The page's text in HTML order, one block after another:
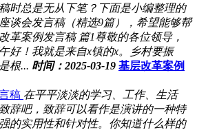
时总是无从下笔？下面是小编整理的
谈会发言稿（精选9篇），希望能够帮
革案例发言稿 篇1尊敬的各位领导，
好！我就是来自x镇的x。乡村要振
根... 时间：2025-03-19 基层改革案例
稿 在平平淡淡的学习、工作、生活
辞吧，致辞可以看作是演讲的一种特
的实用性和针对性。你知道什么样的